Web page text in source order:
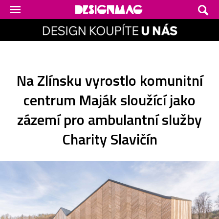
Na Zlínsku vyrostlo komunitní
centrum Maják sloužící jako
zázemí pro ambulantní služby
Charity Slavičín